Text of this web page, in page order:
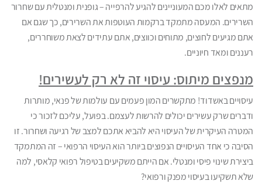
מתאים לאלו מכם המעוניינים להגיע להרפייה – גופנית ומנטלית עם שחרור
השרירים. המעסה מתמקד ברקמות העוטפות את השרירים, כך שגם אם
אתם מגיעים לחוצים, מתוחים וכווצים, אתם עתידים לצאת משוחררים,
רעננים ומאד חיוניים.
מנפצים מיתוס: עיסוי זה לא רק לעשירים!
עיסויים באשדוד! מתקשרים המון פעמים עם עולמות של פנאי, מותרות
ודברים שרק עשירים יכולים להרשות לעצמם. בפועל, עליכם לזכור כי
המטרה העיקרית של העיסוי היא להביא אתכם למצב של רגיעה ושחרור. זו
הסיבה כי אחד העיסויים הנפוצים ביותר הוא העיסוי הרפואי – זה המתמקד
ביצירת שינוי פיסי ומנטלי. אם הייתם משקיעים בטיפול רפואי קלאסי, למה
שלא תשקיעו בעיסוי מפנק ורפואי?